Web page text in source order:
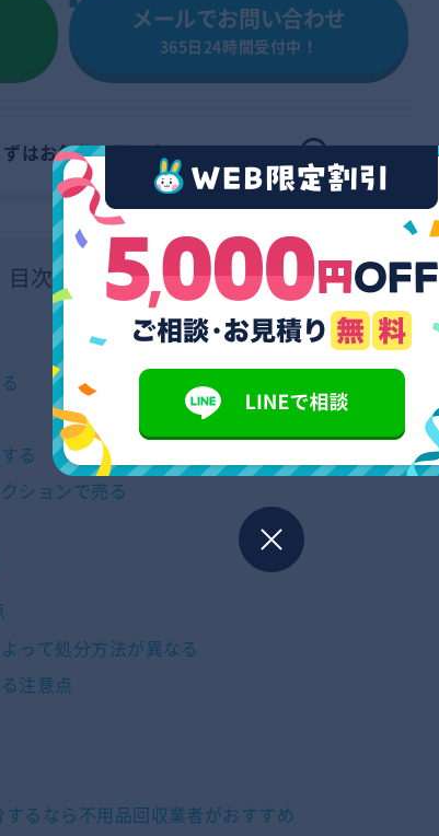
メールでお問い合わせ
365日24時間受付中！
ずはお気軽に問い合わせください！
目次 hide
る
ションで売る
って処分方法が異なる
注意点
るなら不用品回収業者がおすすめ